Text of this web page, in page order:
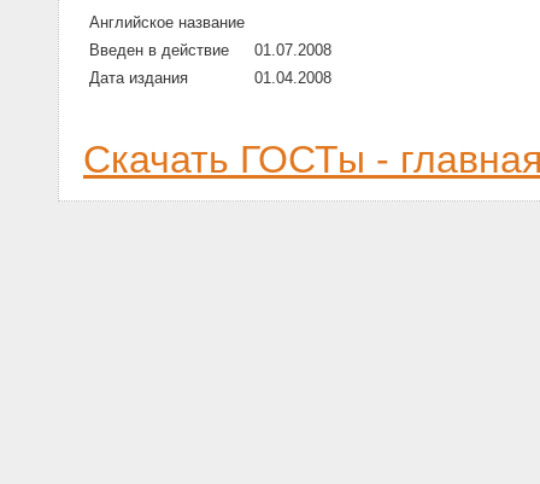
Английское название
Введен в действие
01.07.2008
Дата издания
01.04.2008
Скачать ГОСТы -